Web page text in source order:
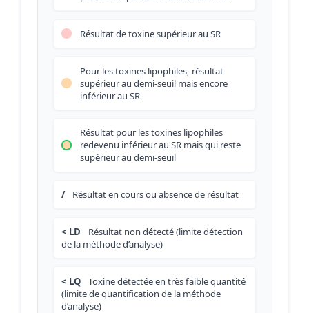
Résultat de toxine supérieur au SR
Pour les toxines lipophiles, résultat
supérieur au demi-seuil mais encore
inférieur au SR
Résultat pour les toxines lipophiles
redevenu inférieur au SR mais qui reste
supérieur au demi-seuil
/ Résultat en cours ou absence de résultat
< LD
Résultat non détecté (limite détection
de la méthode d’analyse)
< LQ
Toxine détectée en très faible quantité
(limite de quantification de la méthode
d’analyse)